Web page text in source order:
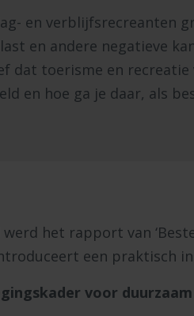
en verblijfsrecreanten
en andere negatieve
dat toerisme en
en hoe ga je daar, als
werd het rapport van
een praktisch
voor